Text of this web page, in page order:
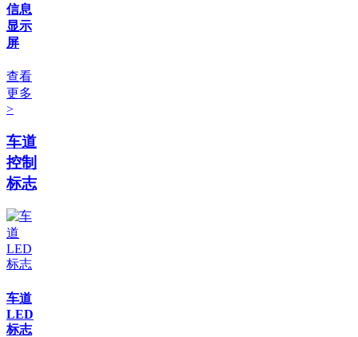
信息
显示
屏
查看
更多
>
车道
控制
标志
车道
LED
标志